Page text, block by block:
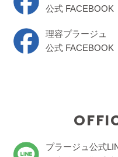
公式 FACEBOOK
理容プラージュ
公式 FACEBOOK
プラージュ公式